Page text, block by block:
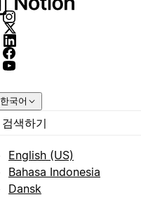
한국어
English (US)
Bahasa Indonesia
Dansk